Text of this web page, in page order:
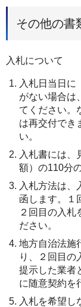
その他の書
入札について
入札日当日に
がない場合は
てください。
は再交付でき
い。
入札書には、
額）の110分
入札方法は、
函します。１
２回目の入札
ださい。
地方自治法施
り、２回目の
提示した業者
に随意契約を
入札を希望し